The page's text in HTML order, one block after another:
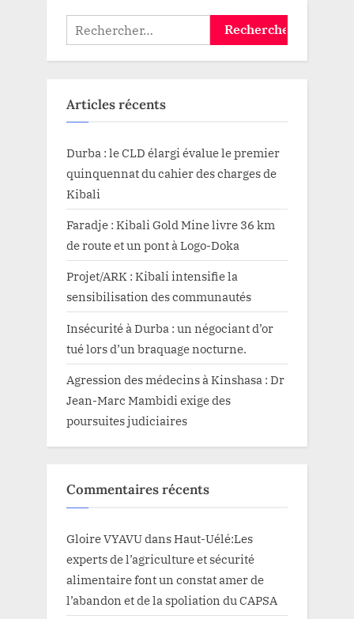
Rechercher :
Articles récents
Durba : le CLD élargi évalue le premier
quinquennat du cahier des charges de
Kibali
Faradje : Kibali Gold Mine livre 36 km
de route et un pont à Logo-Doka
Projet/ARK : Kibali intensifie la
sensibilisation des communautés
Insécurité à Durba : un négociant d’or
tué lors d’un braquage nocturne.
Agression des médecins à Kinshasa : Dr
Jean-Marc Mambidi exige des
poursuites judiciaires
Commentaires récents
Gloire VYAVUdansHaut-Uélé:Les
experts de l’agriculture et sécurité
alimentaire font un constat amer de
l’abandon et de la spoliation du CAPSA